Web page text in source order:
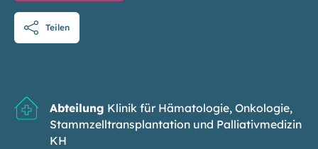
Teilen
Abteilung Klinik für Hämatologie, Onkologie,
Stammzelltransplantation und Palliativmedizin
KH